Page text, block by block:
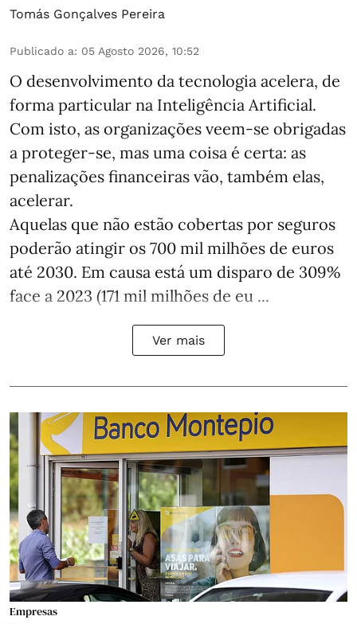
Tomás Gonçalves Pereira
Publicado a: 05 Agosto 2026, 10:52
O desenvolvimento da tecnologia acelera, de
forma particular na Inteligência Artificial.
Com isto, as organizações veem-se obrigadas
a proteger-se, mas uma coisa é certa: as
penalizações financeiras vão, também elas,
acelerar.
Aquelas que não estão cobertas por seguros
poderão atingir os 700 mil milhões de euros
até 2030. Em causa está um disparo de 309%
face a 2023 (171 mil milhões de eu ...
Ver mais
Empresas